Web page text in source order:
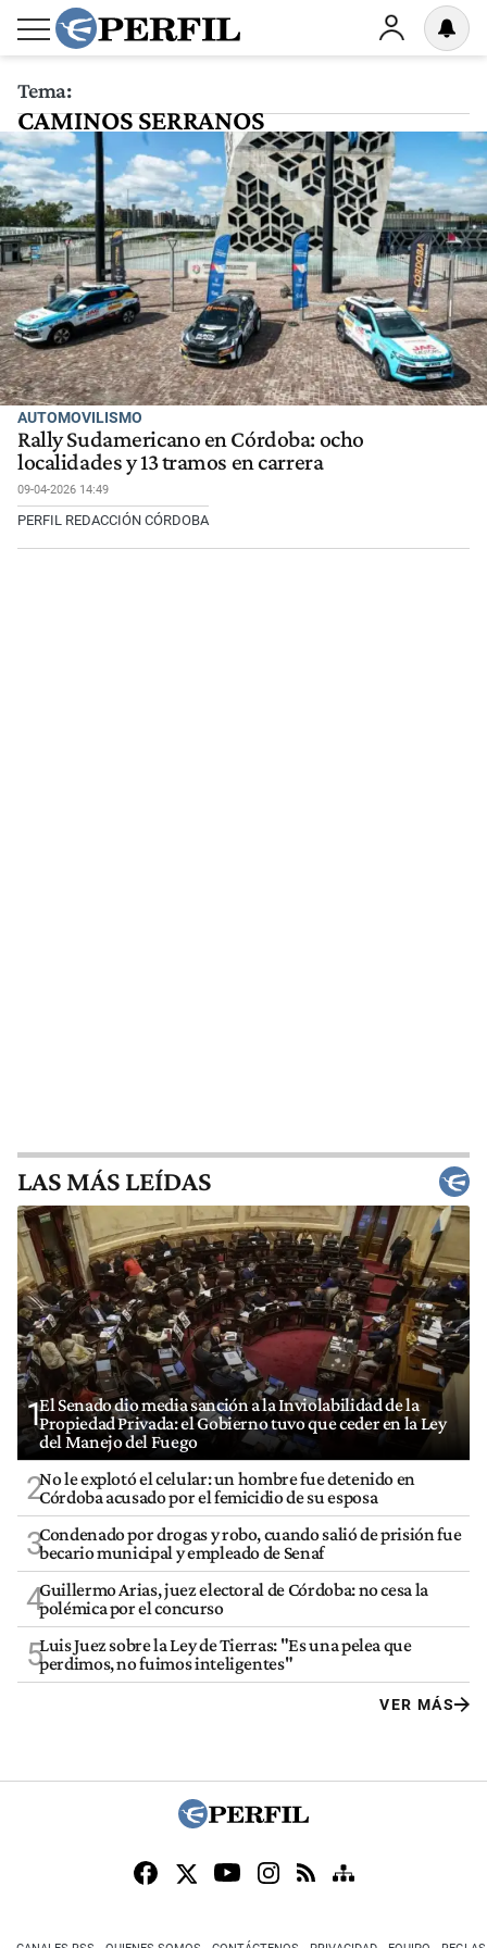
Tema:
CAMINOS SERRANOS
AUTOMOVILISMO
Rally Sudamericano en Córdoba: ocho
localidades y 13 tramos en carrera
09-04-2026 14:49
PERFIL REDACCIÓN CÓRDOBA
LAS MÁS LEÍDAS
1El Senado dio media sanción a la Inviolabilidad de la
Propiedad Privada: el Gobierno tuvo que ceder en la Ley
del Manejo del Fuego
2No le explotó el celular: un hombre fue detenido en
Córdoba acusado por el femicidio de su esposa
3Condenado por drogas y robo, cuando salió de prisión fue
becario municipal y empleado de Senaf
4Guillermo Arias, juez electoral de Córdoba: no cesa la
polémica por el concurso
5Luis Juez sobre la Ley de Tierras: "Es una pelea que
perdimos, no fuimos inteligentes"
VER MÁS